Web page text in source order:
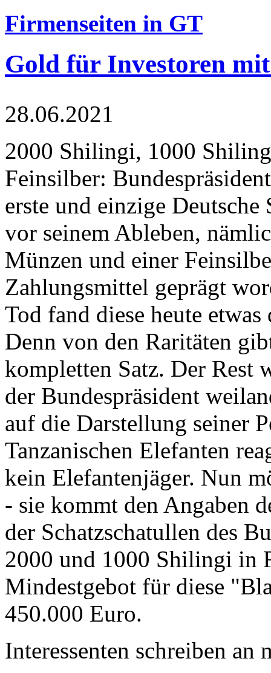
Firmenseiten in GT
Gold für Investoren
28.06.2021
2000 Shilingi, 1000
Feinsilber:
erste und einzige Deutsche
vor seinem Ableben,
Münzen und einer
Zahlungsmittel geprägt
Tod fand diese heute
Denn von den Raritäten
kompletten Satz. Der Rest
der Bundespräsident
auf die Darstellung seiner
Tanzanischen Elefanten
kein Elefantenjäger. Nun
- sie kommt den Angaben
der Schatzschatullen des
2000 und 1000 Shilingi in
Mindestgebot für diese
450.000 Euro.
Interessenten schreiben